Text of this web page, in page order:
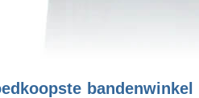
bandenwinkel